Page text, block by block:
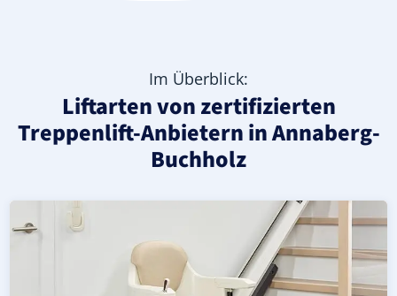
Im Überblick:
Liftarten von zertifizierten
Treppenlift-Anbietern in Annaberg-
Buchholz
Moderner gerader Treppenlift in Annaberg-Buchholz
Geprüfter, gebrauchter Treppenlift für gerade
Neuer Treppenlift für gerade Treppen in Annaberg-